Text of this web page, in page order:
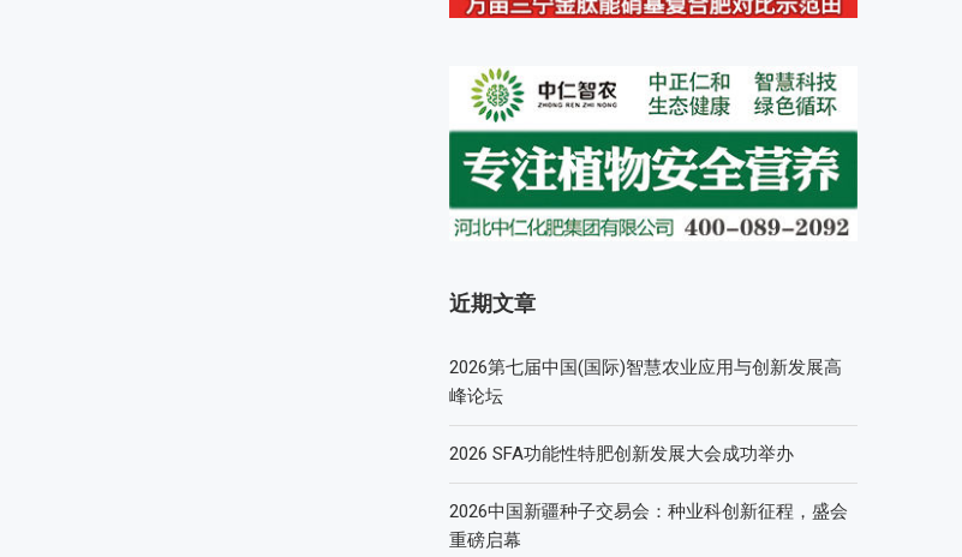
近期文章
2026第七届中国(国际)智慧农业应用与创新发展高
峰论坛
2026 SFA功能性特肥创新发展大会成功举办
2026中国新疆种子交易会：种业科创新征程，盛会
重磅启幕